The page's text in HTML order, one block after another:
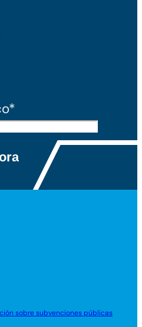
sobre subvenciones públicas